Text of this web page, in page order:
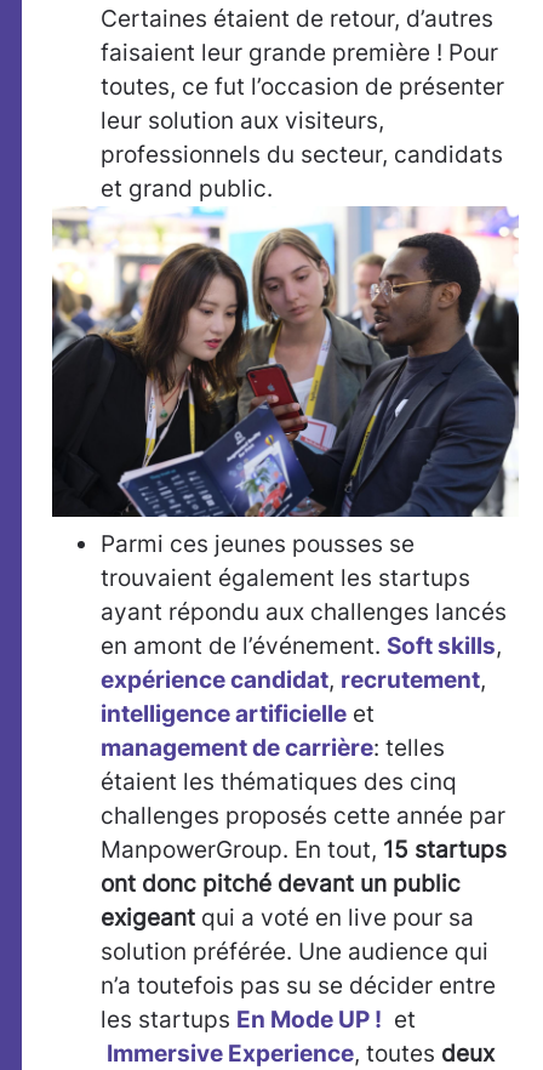
Certaines étaient de retour, d’autres
faisaient leur grande première ! Pour
toutes, ce fut l’occasion de présenter
leur solution aux visiteurs,
professionnels du secteur, candidats
et grand public.
Parmi ces jeunes pousses se
trouvaient également les startups
ayant répondu aux challenges lancés
en amont de l’événement. Soft skills,
expérience candidat, recrutement,
intelligence artificielle et
management de carrière: telles
étaient les thématiques des cinq
challenges proposés cette année par
ManpowerGroup. En tout, 15 startups
ont donc pitché devant un public
exigeant qui a voté en live pour sa
solution préférée. Une audience qui
n’a toutefois pas su se décider entre
les startups En Mode UP ! et
Immersive Experience, toutes deux